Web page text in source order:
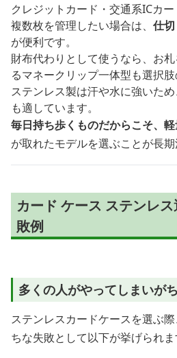
クレジットカード・交通系ICカ
複数枚を管理したい場合は、 仕
が便利です。
財布代わりとして使うなら、お
るマネークリップ一体型も選択肢
ステンレス製は汗や水に強いた
も適しています。
毎日持ち歩くものだからこそ、
が取れたモデルを選ぶことが長期
カード ケース ステンレ
敗例
多くの人がやってしまいが
ステンレスカードケースを選ぶ
ちな失敗として以下が挙げられま